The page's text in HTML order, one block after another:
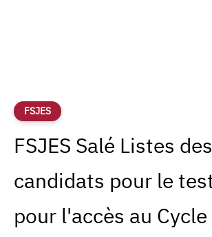
FSJES
FSJES Salé Listes des
candidats pour le
pour l'accès au